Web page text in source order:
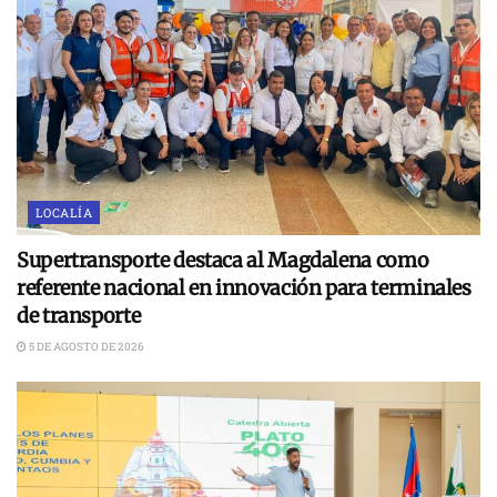
LOCALÍA
Supertransporte destaca al Magdalena como
referente nacional en innovación para terminales
de transporte
5 DE AGOSTO DE 2026